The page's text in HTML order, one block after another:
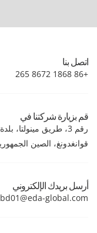
اتصل بنا
+86 1868 8672 265
قم بزيارة شركتنا في
رقم 3، طريق
قوانغدونغ، الصين
أرسل بريدك الإلكتروني
bd01@eda-global.com